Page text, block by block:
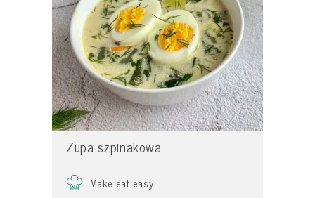
Zupa szpinakowa
Make eat easy